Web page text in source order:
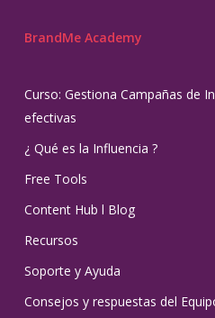
BrandMe Academy
Curso: Gestiona Campañas de
efectivas
¿ Qué es la Influencia ?
Free Tools
Content Hub l Blog
Recursos
Soporte y Ayuda
Consejos y respuestas del